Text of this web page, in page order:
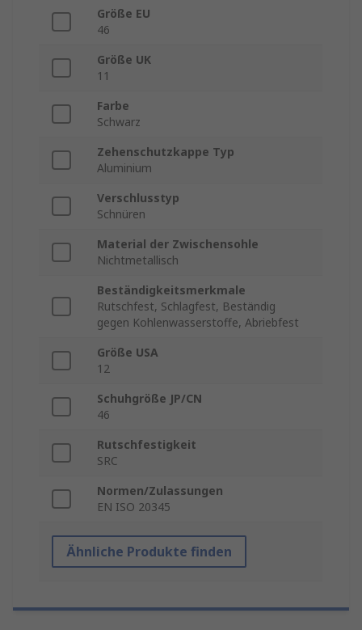
Größe EU
46
Größe UK
11
Farbe
Schwarz
Zehenschutzkappe Typ
Aluminium
Verschlusstyp
Schnüren
Material der Zwischensohle
Nichtmetallisch
Beständigkeitsmerkmale
Rutschfest, Schlagfest, Beständig
gegen Kohlenwasserstoffe, Abriebfest
Größe USA
12
Schuhgröße JP/CN
46
Rutschfestigkeit
SRC
Normen/Zulassungen
EN ISO 20345
Ähnliche Produkte finden